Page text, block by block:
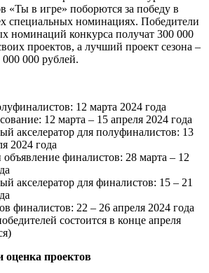
«Ты в игре» поборются за победу в
специальных номинациях. Победители
номинаций конкурса получат 300 000
проектов, а лучший проект сезона –
000 рублей.
12 марта 2024 года
12 марта – 15 апреля 2024 года
акселератор для полуфиналистов: 13
2024 года
финалистов: 28 марта – 12
акселератор для финалистов: 15 – 21
финалистов: 22 – 26 апреля 2024 года
состоится в конце апреля
оценка проектов